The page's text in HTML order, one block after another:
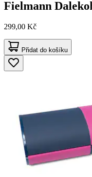
Fielmann
299,00 Kč
Přidat do košíku